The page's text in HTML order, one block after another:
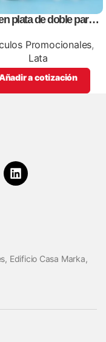
plata de doble pared
full color
Promocionales,
Lata
a cotización
Edificio Casa Marka,